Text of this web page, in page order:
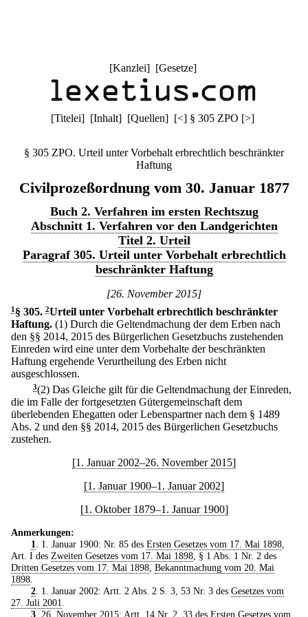
[Kanzlei] [Gesetze]
[Titelei] [Inhalt] [Quellen] [<] § 305 ZPO [>]
§ 305 ZPO. Urteil unter Vorbehalt erbrechtlich beschränkter
Haftung
Civilprozeßordnung vom 30. Januar 1877
Buch 2. Verfahren im ersten Rechtszug
Abschnitt 1. Verfahren vor den Landgerichten
Titel 2. Urteil
Paragraf 305. Urteil unter Vorbehalt erbrechtlich
beschränkter Haftung
[26. November 2015]
1 § 305. 2Urteil unter Vorbehalt erbrechtlich beschränkter
Haftung. (1) Durch die Geltendmachung der dem Erben nach
den §§ 2014, 2015 des Bürgerlichen Gesetzbuchs zustehenden
Einreden wird eine unter dem Vorbehalte der beschränkten
Haftung ergehende Verurtheilung des Erben nicht
ausgeschlossen.
3(2) Das Gleiche gilt für die Geltendmachung der Einreden,
die im Falle der fortgesetzten Gütergemeinschaft dem
überlebenden Ehegatten oder Lebenspartner nach dem § 1489
Abs. 2 und den §§ 2014, 2015 des Bürgerlichen Gesetzbuchs
zustehen.
[1. Januar 2002–26. November 2015]
[1. Januar 1900–1. Januar 2002]
[1. Oktober 1879–1. Januar 1900]
Anmerkungen:
1. 1. Januar 1900: Nr. 85 des Ersten Gesetzes vom 17. Mai 1898,
Art. I des Zweiten Gesetzes vom 17. Mai 1898, § 1 Abs. 1 Nr. 2 des
Dritten Gesetzes vom 17. Mai 1898, Bekanntmachung vom 20. Mai
1898.
2. 1. Januar 2002: Artt. 2 Abs. 2 S. 3, 53 Nr. 3 des Gesetzes vom
27. Juli 2001.
3. 26. November 2015: Artt. 14 Nr. 2, 33 des Ersten Gesetzes vom